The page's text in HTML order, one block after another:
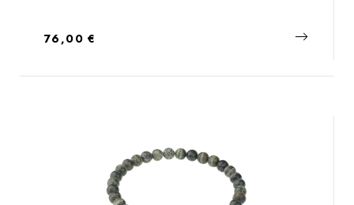
Regulärer Preis:
76,00 €